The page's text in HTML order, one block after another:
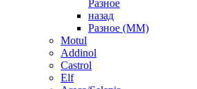
Разное
назад
Разное (ММ)
Motul
Addinol
Castrol
Elf